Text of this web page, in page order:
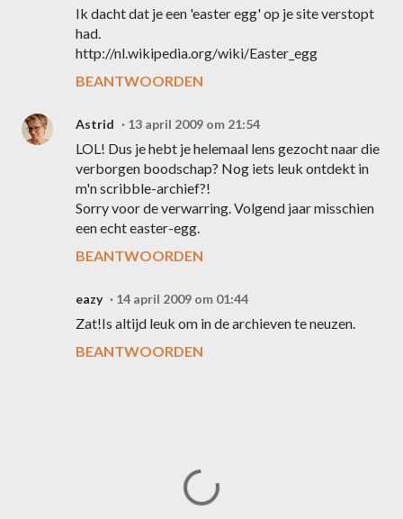
Ik dacht dat je een 'easter egg' op je site verstopt
had.
http://nl.wikipedia.org/wiki/Easter_egg
BEANTWOORDEN
Astrid 13 april 2009 om 21:54
LOL! Dus je hebt je helemaal lens gezocht naar die
verborgen boodschap? Nog iets leuk ontdekt in
m'n scribble-archief?!
Sorry voor de verwarring. Volgend jaar misschien
een echt easter-egg.
BEANTWOORDEN
eazy 14 april 2009 om 01:44
Zat!Is altijd leuk om in de archieven te neuzen.
BEANTWOORDEN